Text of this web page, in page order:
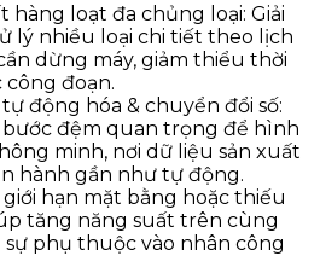
hàng loạt đa chủng loại: Giải
lý nhiều loại chi tiết theo lịch
dừng máy, giảm thiểu thời
công đoạn.
động hóa & chuyển đổi số:
bước đệm quan trọng để hình
minh, nơi dữ liệu sản xuất
hành gần như tự động.
hạn mặt bằng hoặc thiếu
tăng năng suất trên cùng
phụ thuộc vào nhân công